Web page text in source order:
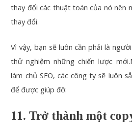
thay đổi các thuật toán của nó nên
thay đổi.
Vì vậy, bạn sẽ luôn cần phải là
thử nghiệm những chiến lược mới.
làm chủ SEO, các công ty sẽ luôn
để được giúp đỡ.
11. Trở thành một